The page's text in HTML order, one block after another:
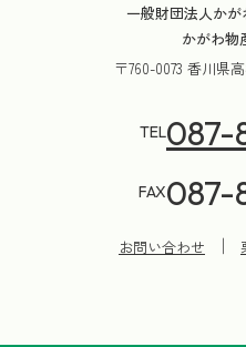
一般財団法人か
かがわ物
〒760-0073 香川県
TEL087-
FAX087-
お問い合わせ